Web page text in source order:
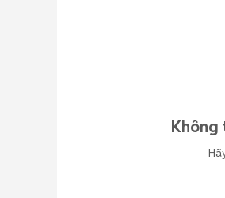
Không